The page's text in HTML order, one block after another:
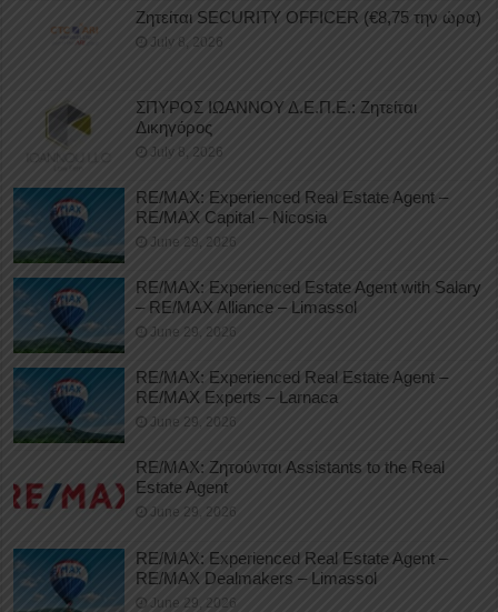
Ζητείται SECURITY OFFICER (€8,75 την ώρα)
July 8, 2026
ΣΠΥΡΟΣ ΙΩΑΝΝΟΥ Δ.Ε.Π.Ε.: Ζητείται
Δικηγόρος
July 8, 2026
RE/MAX: Experienced Real Estate Agent –
RE/MAX Capital – Nicosia
June 29, 2026
RE/MAX: Experienced Estate Agent with Salary
– RE/MAX Alliance – Limassol
June 29, 2026
RE/MAX: Experienced Real Estate Agent –
RE/MAX Experts – Larnaca
June 29, 2026
RE/MAX: Ζητούνται Assistants to the Real
Estate Agent
June 29, 2026
RE/MAX: Experienced Real Estate Agent –
RE/MAX Dealmakers – Limassol
June 29, 2026